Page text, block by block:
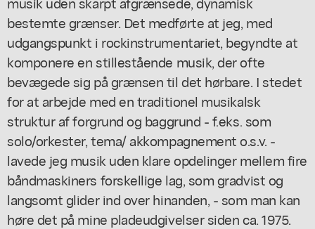
bestemte grænser. Det medførte at jeg, med
udgangspunkt i rockinstrumentariet, begyndte at
komponere en stillestående musik, der ofte
bevægede sig på grænsen til det hørbare. I stedet
for at arbejde med en traditionel musikalsk
struktur af forgrund og baggrund - f.eks. som
solo/orkester, tema/ akkompagnement o.s.v. -
lavede jeg musik uden klare opdelinger mellem fire
båndmaskiners forskellige lag, som gradvist og
langsomt glider ind over hinanden, - som man kan
høre det på mine pladeudgivelser siden ca. 1975.